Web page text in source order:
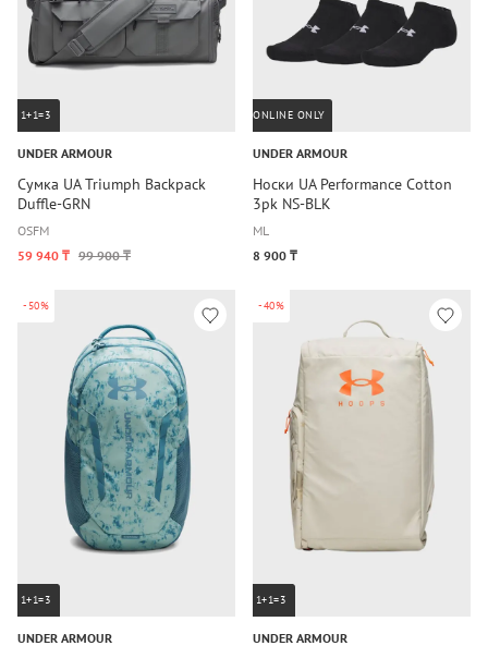
1+1=3
UNDER ARMOUR
Сумка UA Triumph Backpack
Duffle-GRN
OSFM
59 940 ₸ 99 900 ₸
ONLINE ONLY
UNDER ARMOUR
Носки UA Performance Cotton
3pk NS-BLK
ML
8 900 ₸
-50%
1+1=3
UNDER ARMOUR
-40%
1+1=3
UNDER ARMOUR